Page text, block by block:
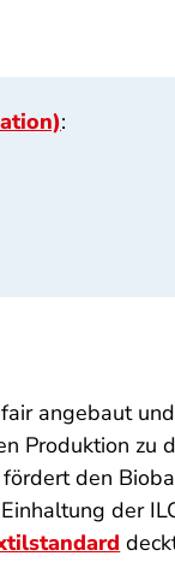
:
angebaut
Produktion zu
den
der